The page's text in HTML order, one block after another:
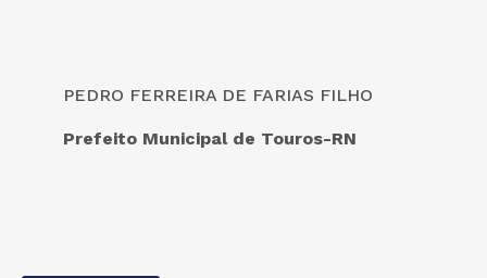
PEDRO FERREIRA DE FARIAS FILHO
Prefeito Municipal de Touros-RN